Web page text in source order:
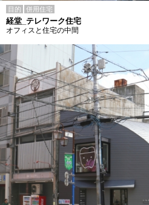
目的 併用住宅
経堂_テレワーク住宅
オフィスと住宅の中間